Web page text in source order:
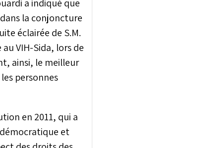
a indiqué que
la conjoncture
éclairée de S.M.
VIH-Sida, lors de
ainsi, le meilleur
personnes
en 2011, qui a
et